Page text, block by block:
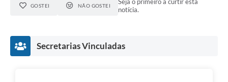
GOSTEI NÃO GOSTEI
notícia.
Secretarias Vinculadas